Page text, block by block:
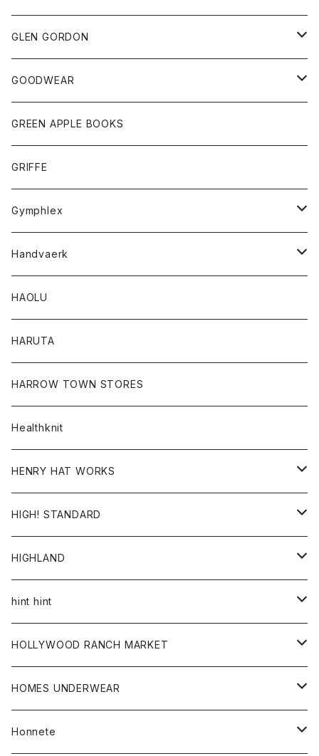
ネクタイ
チーフ
トップス
シャツ
タンクトップ
ボトム
ショートパンツ
スカート
レディース
スカート
Tシャツ
サンダル
トップス
Tシャツ
GLEN GORDON
グッズ
手袋
GOODWEAR
トップス
Tシャツ
GREEN APPLE BOOKS
GRIFFE
Gymphlex
アウター
カーディガン
コート
トップス
シャツ
スウェット
レディース
カーディガン
コート
ボトム
パンツ
Handvaerk
トップス
Tシャツ
ロンTEE
HAOLU
HARUTA
HARROW TOWN STORES
Healthknit
HENRY HAT WORKS
帽子
HIGH! STANDARD
アウター
ジャケット
トップス
シャツ
カーディガン
ボトム
グッズ
帽子
HIGHLAND
帽子
hint hint
ストール
HOLLYWOOD RANCH MARKET
アウター
カーディガン
アクセサリー
HOMES UNDERWEAR
アウター
Honnete